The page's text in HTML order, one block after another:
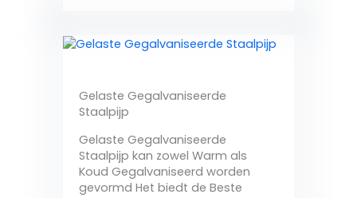
Gelaste Gegalvaniseerde
Staalpijp
Gelaste Gegalvaniseerde
Staalpijp kan zowel Warm als
Koud Gegalvaniseerd worden
gevormd Het biedt de Beste